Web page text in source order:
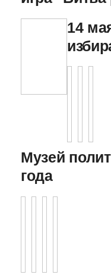
14
Музей
года